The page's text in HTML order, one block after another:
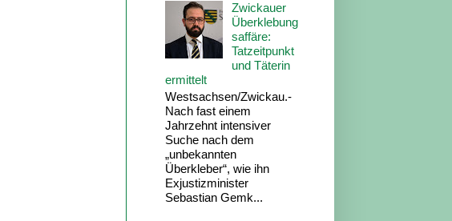
Zwickauer
Überklebung
saffäre:
Tatzeitpunkt
und Täterin
ermittelt
Westsachsen/Zwickau.-
Nach fast einem
Jahrzehnt intensiver
Suche nach dem
„unbekannten
Überkleber“, wie ihn
Exjustizminister
Sebastian Gemk...